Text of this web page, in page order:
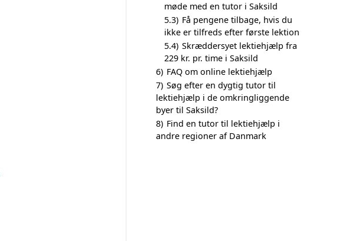
møde med en tutor i Saksild
5.3) Få pengene tilbage, hvis du
ikke er tilfreds efter første lektion
5.4) Skræddersyet lektiehjælp fra
229 kr. pr. time i Saksild
6) FAQ om online lektiehjælp
7) Søg efter en dygtig tutor til
lektiehjælp i de omkringliggende
byer til Saksild?
8) Find en tutor til lektiehjælp i
andre regioner af Danmark